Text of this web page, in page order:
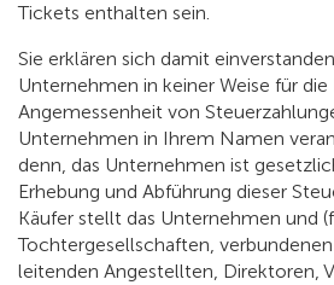
Tickets enthalten sein.
Sie erklären sich damit
Unternehmen in keiner Weise für
Angemessenheit von
Unternehmen in Ihrem Namen
denn, das Unternehmen ist
Erhebung und Abführung dieser
Käufer stellt das Unternehmen und
Tochtergesellschaften,
leitenden Angestellten, Direktoren,